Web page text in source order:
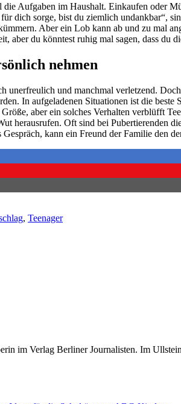
die Aufgaben im Haushalt. Einkaufen
dich sorge, bist du ziemlich undankbar“,
Aber ein Lob kann ab und zu mal
aber du könntest ruhig mal sagen, dass du
nehmen
unerfreulich und manchmal verletzend.
In aufgeladenen Situationen ist die
aber ein solches Verhalten verblüfft
herausrufen. Oft sind bei Pubertierenden
kann ein Freund der Familie den
, Teenager
im Verlag Berliner Journalisten. Im